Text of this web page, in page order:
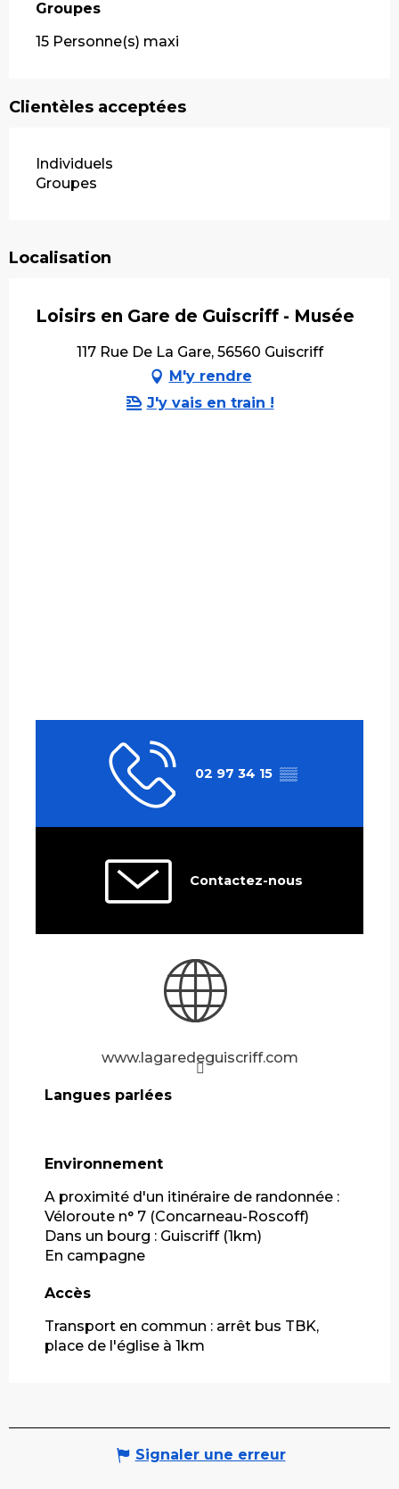
Groupes
Groupes
15 Personne(s) maxi
Clientèles acceptées
Individuels
Groupes
Localisation
Loisirs en Gare de Guiscriff - Musée
117 Rue De La Gare, 56560 Guiscriff
M'y rendre
J'y vais en train !
02 97 34 15 ▒▒
Contactez-nous
www.lagaredeguiscriff.com
Langues parlées
Langues parlées
Environnement
Environnement
A proximité d'un itinéraire de randonnée :
Véloroute n° 7 (Concarneau-Roscoff)
Dans un bourg : Guiscriff (1km)
En campagne
Accès
Accès
Transport en commun : arrêt bus TBK,
place de l'église à 1km
Signaler une erreur